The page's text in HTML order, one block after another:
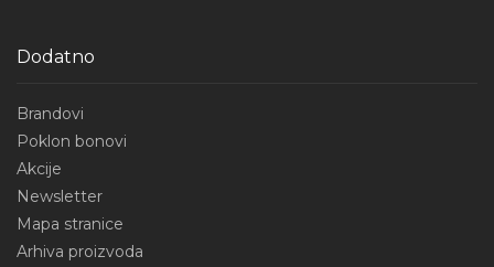
Dodatno
Brandovi
Poklon bonovi
Akcije
Newsletter
Mapa stranice
Arhiva proizvoda